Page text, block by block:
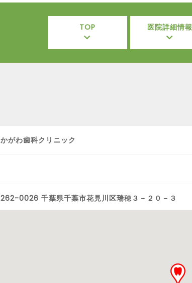
TOP 医院詳細情報
がわ歯科クリニック
0026 千葉県千葉市花見川区瑞穂３－２０－３